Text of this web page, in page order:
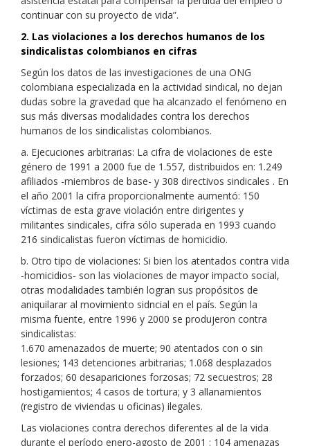
continuar con su proyecto de vida”.
2. Las violaciones a los derechos humanos de los
sindicalistas colombianos en cifras
Según los datos de las investigaciones de una ONG
colombiana especializada en la actividad sindical, no dejan
dudas sobre la gravedad que ha alcanzado el fenómeno en
sus más diversas modalidades contra los derechos
humanos de los sindicalistas colombianos.
a. Ejecuciones arbitrarias: La cifra de violaciones de este
género de 1991 a 2000 fue de 1.557, distribuidos en: 1.249
afiliados -miembros de base- y 308 directivos sindicales . En
el año 2001 la cifra proporcionalmente aumentó: 150
víctimas de esta grave violación entre dirigentes y
militantes sindicales, cifra sólo superada en 1993 cuando
216 sindicalistas fueron víctimas de homicidio.
b. Otro tipo de violaciones: Si bien los atentados contra vida
-homicidios- son las violaciones de mayor impacto social,
otras modalidades también logran sus propósitos de
aniquilarar al movimiento sidncial en el país. Según la
misma fuente, entre 1996 y 2000 se produjeron contra
sindicalistas:
1.670 amenazados de muerte; 90 atentados con o sin
lesiones; 143 detenciones arbitrarias; 1.068 desplazados
forzados; 60 desapariciones forzosas; 72 secuestros; 28
hostigamientos; 4 casos de tortura; y 3 allanamientos
(registro de viviendas u oficinas) ilegales.
Las violaciones contra derechos diferentes al de la vida
durante el período enero-agosto de 2001 : 104 amenazas